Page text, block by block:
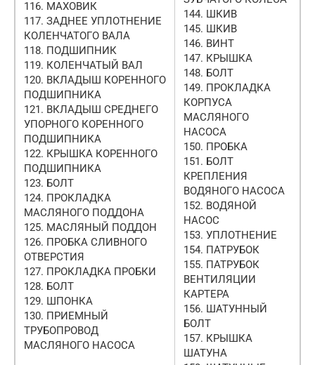
116. МАХОВИК
117. ЗАДНЕЕ УПЛОТНЕНИЕ
КОЛЕНЧАТОГО ВАЛА
118. ПОДШИПНИК
119. КОЛЕНЧАТЫЙ ВАЛ
120. ВКЛАДЫШ КОРЕННОГО
ПОДШИПНИКА
121. ВКЛАДЫШ СРЕДНЕГО
УПОРНОГО КОРЕННОГО
ПОДШИПНИКА
122. КРЫШКА КОРЕННОГО
ПОДШИПНИКА
123. БОЛТ
124. ПРОКЛАДКА
МАСЛЯНОГО ПОДДОНА
125. МАСЛЯНЫЙ ПОДДОН
126. ПРОБКА СЛИВНОГО
ОТВЕРСТИЯ
127. ПРОКЛАДКА ПРОБКИ
128. БОЛТ
129. ШПОНКА
130. ПРИЕМНЫЙ
ТРУБОПРОВОД
МАСЛЯНОГО НАСОСА
144. ШКИВ
145. ШКИВ
146. ВИНТ
147. КРЫШКА
148. БОЛТ
149. ПРОКЛАДКА
КОРПУСА
МАСЛЯНОГО
НАСОСА
150. ПРОБКА
151. БОЛТ
КРЕПЛЕНИЯ
ВОДЯНОГО НАСОСА
152. ВОДЯНОЙ
НАСОС
153. УПЛОТНЕНИЕ
154. ПАТРУБОК
155. ПАТРУБОК
ВЕНТИЛЯЦИИ
КАРТЕРА
156. ШАТУННЫЙ
БОЛТ
157. КРЫШКА
ШАТУНА